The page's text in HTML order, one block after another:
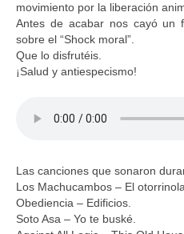
movimiento por la liberación
Antes de acabar nos cayó un
sobre el “Shock moral”.
Que lo disfrutéis.
¡Salud y antiespecismo!
Las canciones que sonaron
Los Machucambos – El
Obediencia – Edificios.
Soto Asa – Yo te buské.